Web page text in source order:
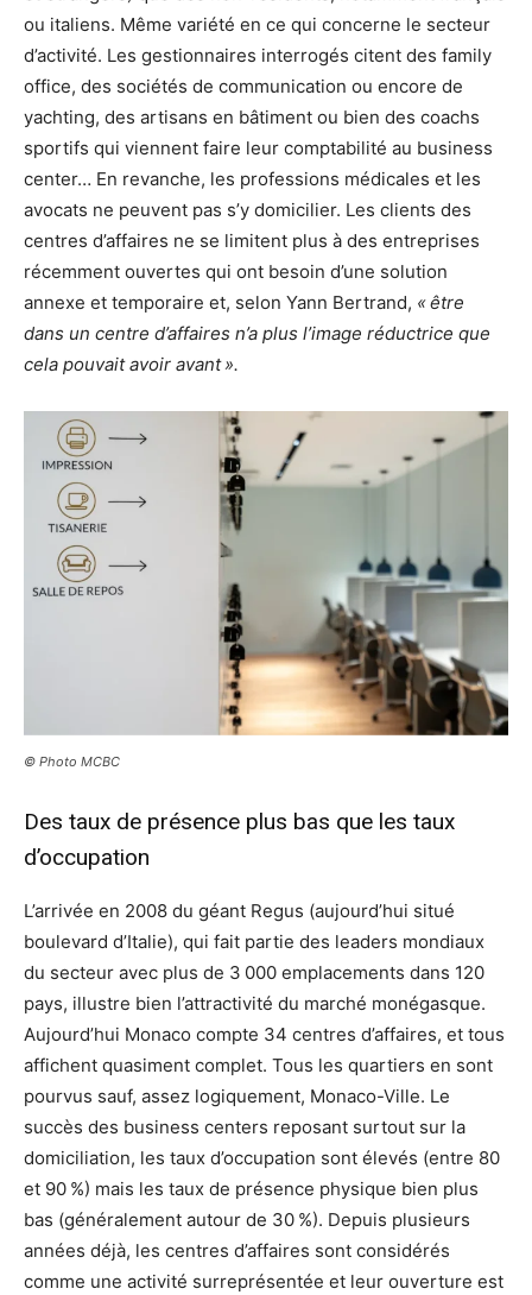
ou italiens. Même variété en ce qui concerne le secteur
d’activité. Les gestionnaires interrogés citent des family
office, des sociétés de communication ou encore de
yachting, des artisans en bâtiment ou bien des coachs
sportifs qui viennent faire leur comptabilité au business
center… En revanche, les professions médicales et les
avocats ne peuvent pas s’y domicilier. Les clients des
centres d’affaires ne se limitent plus à des entreprises
récemment ouvertes qui ont besoin d’une solution
annexe et temporaire et, selon Yann Bertrand, « être
dans un centre d’affaires n’a plus l’image réductrice que
cela pouvait avoir avant ».
© Photo MCBC
Des taux de présence plus bas que les taux
d’occupation
L’arrivée en 2008 du géant Regus (aujourd’hui situé
boulevard d’Italie), qui fait partie des leaders mondiaux
du secteur avec plus de 3 000 emplacements dans 120
pays, illustre bien l’attractivité du marché monégasque.
Aujourd’hui Monaco compte 34 centres d’affaires, et tous
affichent quasiment complet. Tous les quartiers en sont
pourvus sauf, assez logiquement, Monaco-Ville. Le
succès des business centers reposant surtout sur la
domiciliation, les taux d’occupation sont élevés (entre 80
et 90 %) mais les taux de présence physique bien plus
bas (généralement autour de 30 %). Depuis plusieurs
années déjà, les centres d’affaires sont considérés
comme une activité surreprésentée et leur ouverture est